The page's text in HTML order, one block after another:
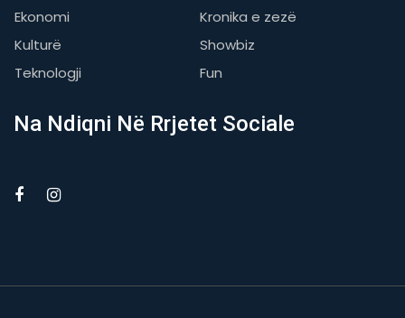
Ekonomi
Kronika e zezë
Kulturë
Showbiz
Teknologji
Fun
Na Ndiqni Në Rrjetet Sociale